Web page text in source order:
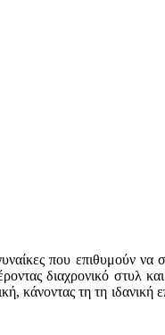
που επιθυμούν να
διαχρονικό στυλ
κάνοντας τη τη ιδανική